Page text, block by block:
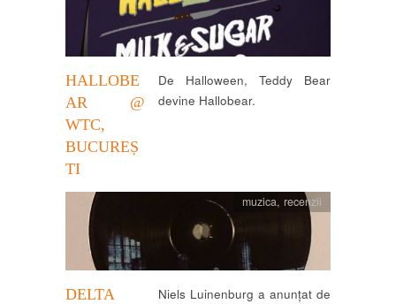
HALLOBE
AR @
WTC,
BUCUREȘ
TI
De Halloween, Teddy Bear
devine Hallobear.
DELTA
muzica,recenzii
Niels Luinenburg a anunțat de